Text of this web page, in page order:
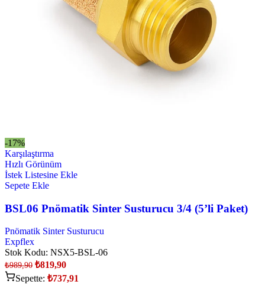
-17%
Karşılaştırma
Hızlı Görünüm
İstek Listesine Ekle
Sepete Ekle
BSL06 Pnömatik Sinter Susturucu 3/4 (5’li Paket)
Pnömatik Sinter Susturucu
Expflex
Stok Kodu: NSX5-BSL-06
₺989,90 ₺819,90
Sepette: ₺737,91